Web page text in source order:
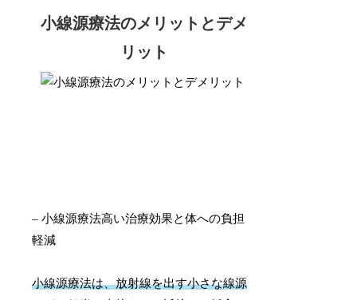
小線源療法のメリットとデメ
リット
– 小線源療法高い治療効果と体への負担
軽減
小線源療法は、放射線を出す小さな線源